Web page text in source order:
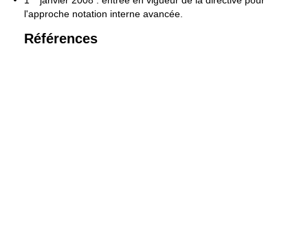
l'approche notation interne avancée.
Références